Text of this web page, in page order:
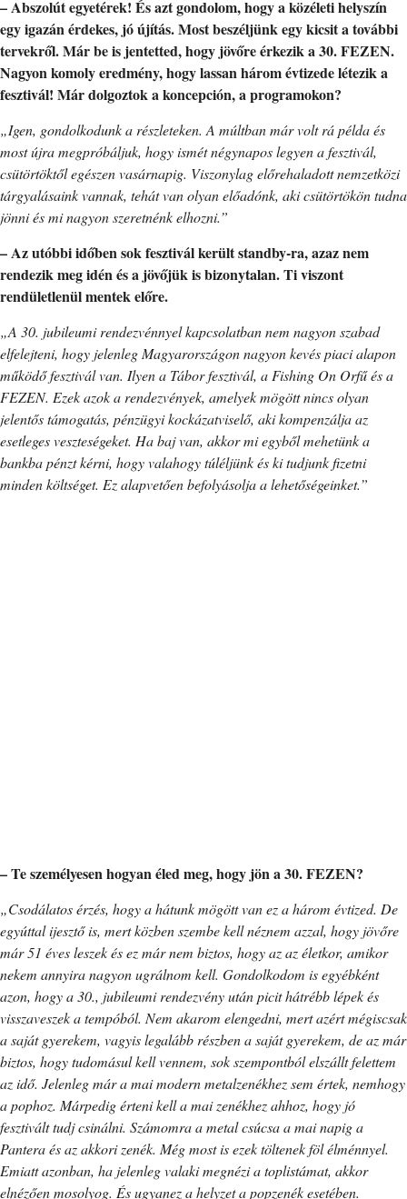
– Abszolút egyetérek! És azt gondolom, hogy a közéleti helyszín
egy igazán érdekes, jó újítás. Most beszéljünk egy kicsit a további
tervekről. Már be is jentetted, hogy jövőre érkezik a 30. FEZEN.
Nagyon komoly eredmény, hogy lassan három évtizede létezik a
fesztivál! Már dolgoztok a koncepción, a programokon?
„Igen, gondolkodunk a részleteken. A múltban már volt rá példa és
most újra megpróbáljuk, hogy ismét négynapos legyen a fesztivál,
csütörtöktől egészen vasárnapig. Viszonylag előrehaladott nemzetközi
tárgyalásaink vannak, tehát van olyan előadónk, aki csütörtökön tudna
jönni és mi nagyon szeretnénk elhozni.”
– Az utóbbi időben sok fesztivál került standby-ra, azaz nem
rendezik meg idén és a jövőjük is bizonytalan. Ti viszont
rendületlenül mentek előre.
„A 30. jubileumi rendezvénnyel kapcsolatban nem nagyon szabad
elfelejteni, hogy jelenleg Magyarországon nagyon kevés piaci alapon
működő fesztivál van. Ilyen a Tábor fesztivál, a Fishing On Orfű és a
FEZEN. Ezek azok a rendezvények, amelyek mögött nincs olyan
jelentős támogatás, pénzügyi kockázatviselő, aki kompenzálja az
esetleges veszteségeket. Ha baj van, akkor mi egyből mehetünk a
bankba pénzt kérni, hogy valahogy túléljünk és ki tudjunk fizetni
minden költséget. Ez alapvetően befolyásolja a lehetőségeinket.”
– Te személyesen hogyan éled meg, hogy jön a 30. FEZEN?
„Csodálatos érzés, hogy a hátunk mögött van ez a három évtized. De
egyúttal ijesztő is, mert közben szembe kell néznem azzal, hogy jövőre
már 51 éves leszek és ez már nem biztos, hogy az az életkor, amikor
nekem annyira nagyon ugrálnom kell. Gondolkodom is egyébként
azon, hogy a 30., jubileumi rendezvény után picit hátrébb lépek és
visszaveszek a tempóból. Nem akarom elengedni, mert azért mégiscsak
a saját gyerekem, vagyis legalább részben a saját gyerekem, de az már
biztos, hogy tudomásul kell vennem, sok szempontból elszállt felettem
az idő. Jelenleg már a mai modern metalzenékhez sem értek, nemhogy
a pophoz. Márpedig érteni kell a mai zenékhez ahhoz, hogy jó
fesztivált tudj csinálni. Számomra a metal csúcsa a mai napig a
Pantera és az akkori zenék. Még most is ezek töltenek föl élménnyel.
Emiatt azonban, ha jelenleg valaki megnézi a toplistámat, akkor
elnézően mosolyog. És ugyanez a helyzet a popzenék esetében.